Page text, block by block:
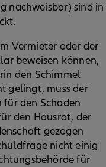
nachweisbar) sind in
Vermieter oder der
beweisen können,
den Schimmel
gelingt, muss der
für den Schaden
den Hausrat, der
gezogen
nicht einig
für